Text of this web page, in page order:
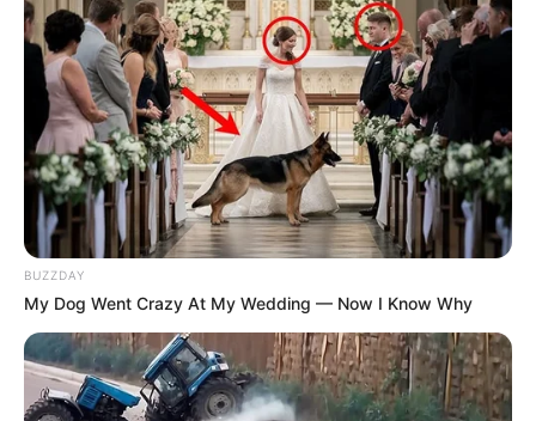
BUZZDAY
My Dog Went Crazy At My Wedding — Now I Know Why